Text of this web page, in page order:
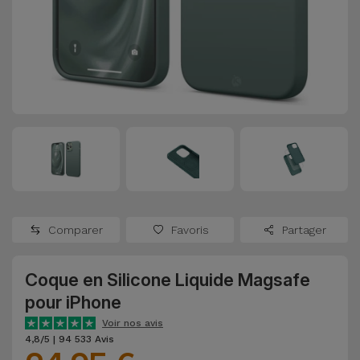
Samsung
Oppo
OnePlus
Dyson
TCL
Samsungs
Reconditionnés
Reconditionnés
Reconditionnées
Voir
tout
Coques et
Protections
Batteries
Externes
et
Enceintes
Montres
Comparer Favoris Partager
Coque en Silicone Liquide Magsafe
pour iPhone
Voir nos avis
4,8/5 | 94 533 Avis